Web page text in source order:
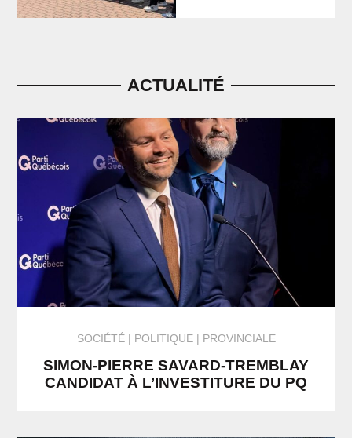
ACTUALITÉ
SOCIÉTÉ POLITIQUE | PROVINCIALE
SIMON-PIERRE SAVARD-TREMBLAY
CANDIDAT À L’INVESTITURE DU PQ